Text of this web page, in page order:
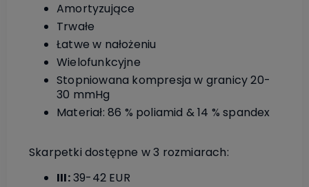
Amortyzujące
Trwałe
Łatwe w nałożeniu
Wielofunkcyjne
Stopniowana kompresja w granicy 20-
30 mmHg
Materiał: 86 % poliamid & 14 % spandex
Skarpetki dostępne w 3 rozmiarach:
III:39-42 EUR